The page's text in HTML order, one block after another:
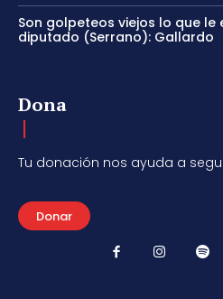
Son golpeteos viejos lo que
diputado (Serrano): Gallardo
Dona
Tu donación nos ayuda a
Donar